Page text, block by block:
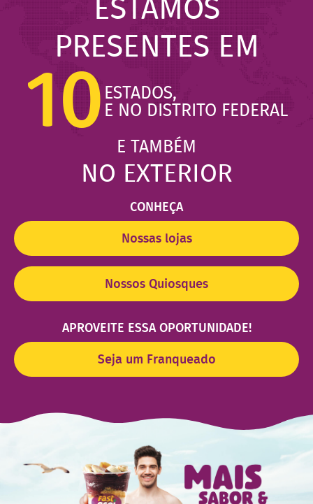
CONHEÇA
Nossas lojas
ESTAMOS
PRESENTES EM
10 ESTADOS,
E NO DISTRITO FEDERAL
E TAMBÉM
NO EXTERIOR
Nossos Quiosques
APROVEITE ESSA OPORTUNIDADE!
Seja um Franqueado